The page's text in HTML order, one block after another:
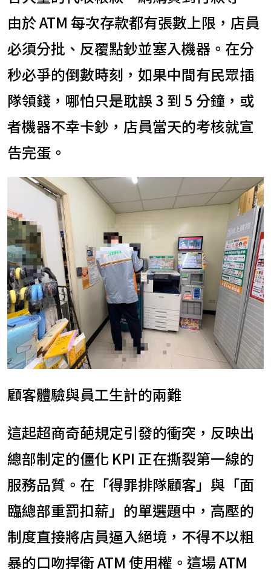
由於 ATM 每次存款都有張數上限，店員
必須分批、反覆點鈔並塞入機器。在分
秒必爭的倒數時刻，如果中間有民眾插
隊領錢，哪怕只是耽誤 3 到 5 分鐘，或
者機器不幸卡鈔，店員當天的考核就宣
告完蛋。
顧客體驗與員工生計的兩難
這起超商奇葩規定引發的衝突，反映出
總部制定的僵化 KPI 正在撕裂第一線的
服務品質。在「得罪排隊顧客」與「面
臨總部重罰扣薪」的單選題中，高壓的
制度直接將店員逼入絕境，不得不以粗
暴的口吻捍衛 ATM 使用權。這場 ATM